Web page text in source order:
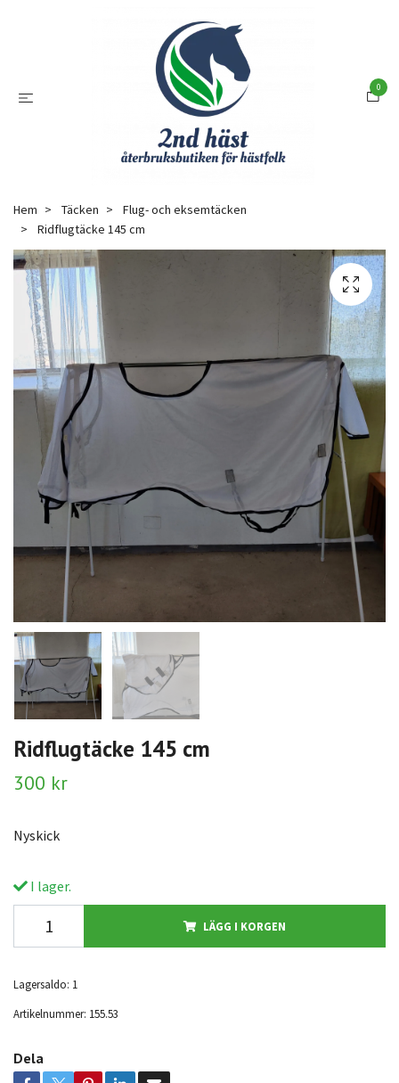
0
Hem Täcken
Flug- och eksemtäcken
Ridflugtäcke 145 cm
Ridflugtäcke 145 cm
300 kr
Nyskick
I lager.
LÄGG I KORGEN
Lagersaldo: 1
Artikelnummer: 155.53
Dela